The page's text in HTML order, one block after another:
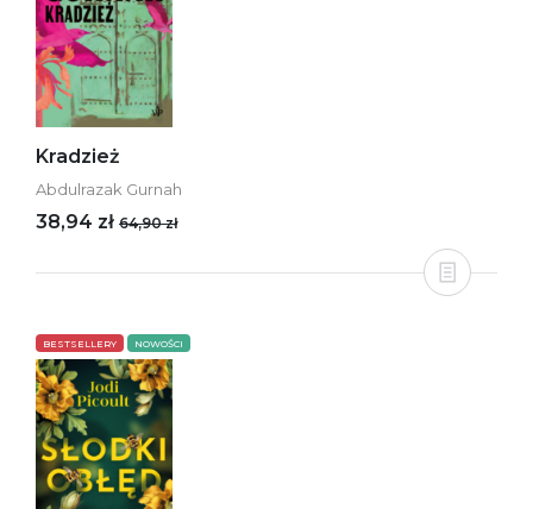
Kradzież
Abdulrazak Gurnah
38,94 zł 64,90 zł
BESTSELLERY NOWOŚCI